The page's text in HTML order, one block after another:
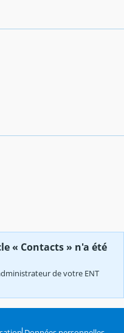
« Contacts » n'a été
de votre ENT